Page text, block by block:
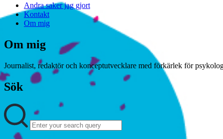
Andra saker jag gjort
Kontakt
Om mig
Om mig
Journalist, redaktör och konceptutvecklare med förkärlek för
Sök
Search
for:
Search